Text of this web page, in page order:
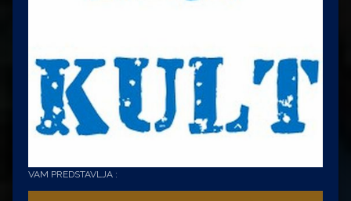
VAM PREDSTAVLJA :